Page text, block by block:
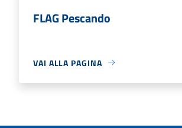
FLAG Pescando
VAI ALLA PAGINA